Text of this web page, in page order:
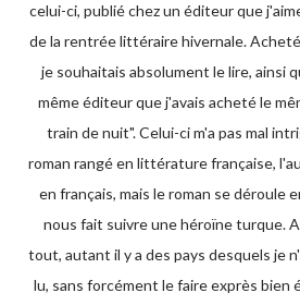
celui-ci, publié chez un éditeur que
de la rentrée littéraire hivernale.
je souhaitais absolument le lire, ainsi
même éditeur que j'avais acheté le
train de nuit". Celui-ci m'a pas mal
roman rangé en littérature française,
en français, mais le roman se déroule
nous fait suivre une héroïne turque.
tout, autant il y a des pays desquels je
lu, sans forcément le faire exprès bien